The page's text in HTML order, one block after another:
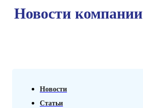
Новости компании
Новости
Статьи